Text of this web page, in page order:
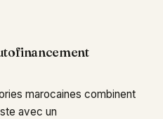
marocaines combinent
avec un